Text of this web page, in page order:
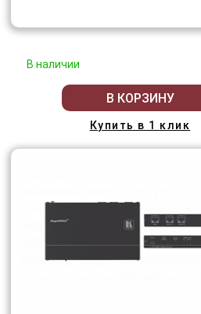
В наличии
В КОРЗИНУ
Купить в 1 клик